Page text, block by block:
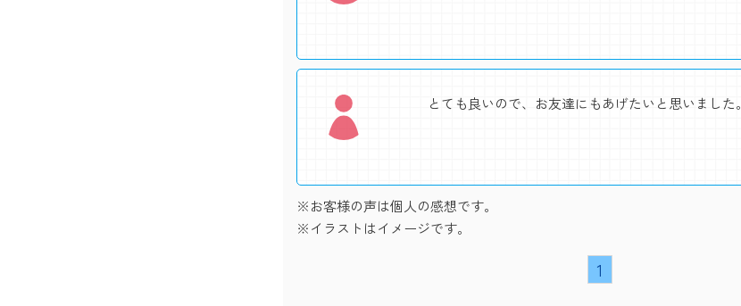
とても良いので、お友達にもあげたいと思いました。
※お客様の声は個人の感想です。
※イラストはイメージです。
1